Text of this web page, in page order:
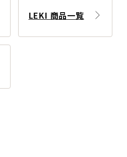
LEKI 商品一覧